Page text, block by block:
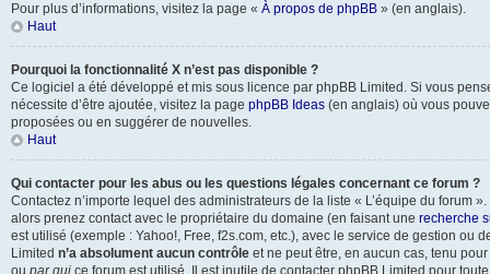
Pour plus d’informations, visitez la page « À propos de phpBB » (en anglais).
Haut
Pourquoi la fonctionnalité X n’est pas disponible ?
Ce logiciel a été développé et mis sous licence par phpBB Limited. Si vous
nécessite d’être ajoutée, visitez la page phpBB Ideas (en anglais) où vous
proposées ou en suggérer de nouvelles.
Haut
Qui contacter pour les abus ou les questions légales concernant ce forum ?
Contactez n’importe lequel des administrateurs de la liste « L’équipe du forum
alors prenez contact avec le propriétaire du domaine (en faisant une recherche
est utilisé (exemple : Yahoo!, Free, f2s.com, etc.), avec le service de gestion ou
Limited n’a absolument aucun contrôle et ne peut être, en aucun cas, tenu
ou par qui ce forum est utilisé. Il est inutile de contacter phpBB Limited pour